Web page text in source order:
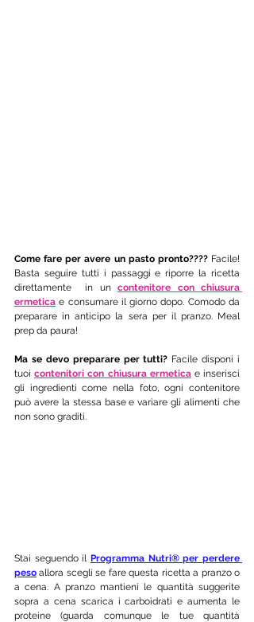
Come fare per avere un pasto pronto???? Facile!
Basta seguire tutti i passaggi e riporre la ricetta
direttamente  in un contenitore con chiusura
ermetica e consumare il giorno dopo. Comodo da
preparare in anticipo la sera per il pranzo. Meal
prep da paura!
Ma se devo preparare per tutti? Facile disponi i
tuoi contenitori con chiusura ermetica e inserisci
gli ingredienti come nella foto, ogni contenitore
può avere la stessa base e variare gli alimenti che
non sono graditi.
Stai seguendo il Programma Nutri® per perdere
peso allora scegli se fare questa ricetta a pranzo o
a cena. A pranzo mantieni le quantità suggerite
sopra a cena scarica i carboidrati e aumenta le
proteine (guarda comunque le tue quantità